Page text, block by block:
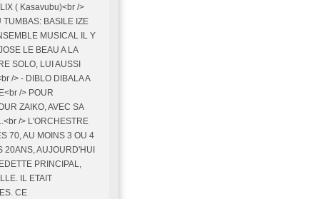
( Kasavubu)<br />
TUMBAS: BASILE IZE
MUSICAL IL Y
LE BEAU A LA
SOLO, LUI AUSSI
/> - DIBLO DIBALA A
/> POUR
ZAIKO, AVEC SA
/> L'ORCHESTRE
70, AU MOINS 3 OU 4
20ANS, AUJOURD'HUI
PRINCIPAL,
IL ETAIT
CE